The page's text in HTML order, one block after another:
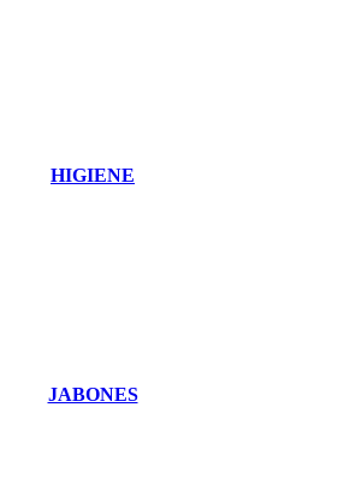
HIGIENE
JABONES